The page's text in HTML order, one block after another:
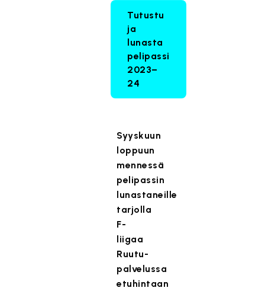
Tutustu
ja
lunasta
pelipassi
2023–
24
Syyskuun
loppuun
mennessä
pelipassin
lunastaneille
tarjolla
F-
liigaa
Ruutu-
palvelussa
etuhintaan